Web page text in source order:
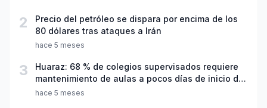
2
Precio del petróleo se dispara por encima de los
80 dólares tras ataques a Irán
hace 5 meses
3
Huaraz: 68 % de colegios supervisados requiere
mantenimiento de aulas a pocos días de inicio del
año escolar 2026
hace 5 meses